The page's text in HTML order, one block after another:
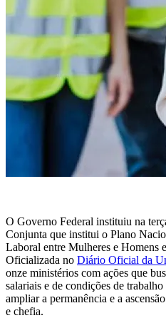
O Governo Federal instituiu na
Conjunta que institui o Plano
Laboral entre Mulheres e Homens
Oficializada no Diário Oficial da
onze ministérios com ações que
salariais e de condições de
ampliar a permanência e a
e chefia.